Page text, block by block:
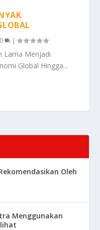
0 |
Lama Menjadi
Global Hingga...
Oleh
Menggunakan